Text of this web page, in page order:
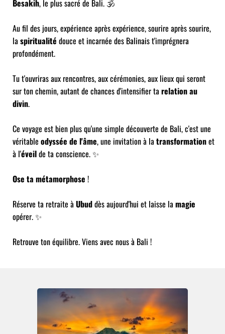
Besakih, le plus sacré de Bali. 🕉️
Au fil des jours, expérience après expérience, sourire après sourire,
laspiritualité douce et incarnée des Balinais t'imprégnera
profondément.
Tu t'ouvriras aux rencontres, aux cérémonies, aux lieux qui seront
sur ton chemin, autant de chances d'intensifier tarelation au
divin.
Ce voyage est bien plus qu'une simple découverte de Bali, c'est une
véritable odyssée de l'âme, une invitation à latransformationet
à l'éveilde ta conscience. ✨
Ose ta métamorphose !
Réserve ta retraite àUbuddès aujourd'hui et laisse lamagie
opérer. ✨
Retrouve ton équilibre. Viens avec nous à Bali !